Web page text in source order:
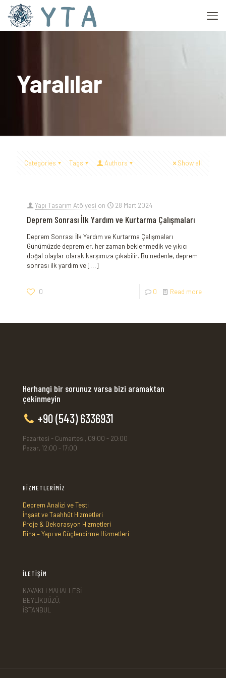
Yaralılar
Categories Tags Authors Show all
Yapı Tasarım Atölyesi on 28 Mart 2024
Deprem Sonrası İlk Yardım ve Kurtarma Çalışmaları
Deprem Sonrası İlk Yardım ve Kurtarma Çalışmaları
Günümüzde depremler, her zaman beklenmedik ve yıkıcı
doğal olaylar olarak karşımıza çıkabilir. Bu nedenle, deprem
sonrası ilk yardım ve[…]
0 0 Read more
Herhangi bir sorunuz varsa bizi aramaktan
çekinmeyin
+90 (543) 6336931
Pazartesi - Cumartesi, 09:00 - 20:00
Pazar, 12:00 - 17:00
HİZMETLERİMİZ
Deprem Analizi ve Testi
İnşaat ve Taahhüt Hizmetleri
Proje & Dekorasyon Hizmetleri
Bina – Yapı ve Güçlendirme Hizmetleri
İLETİŞİM
KAVAKLI MAHALLESİ
BEYLİKDÜZÜ,
İSTANBUL